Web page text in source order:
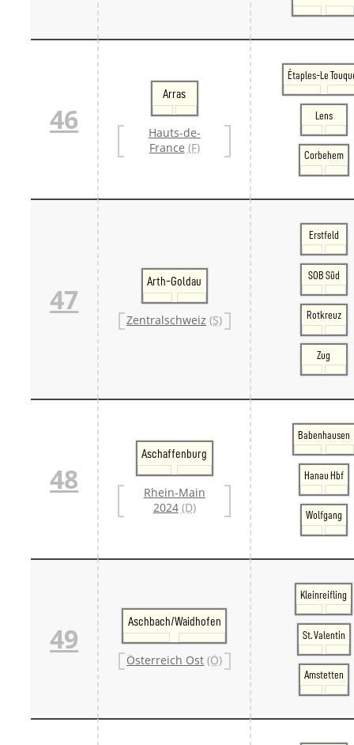
46
Arras
Hauts-de-
France (F)
Étaples-Le
Lens
Corbehem
47
Arth-Goldau
Zentralschweiz (S)
Erstfeld
SOB Süd
Rotkreuz
Zug
48
Aschaffenburg
Rhein-Main
2024 (D)
Babenhausen
Hanau Hbf
Wolfgang
49
Aschbach/Waidhofen
Österreich Ost (Ö)
Kleinreifling
St. Valentin
Amstetten